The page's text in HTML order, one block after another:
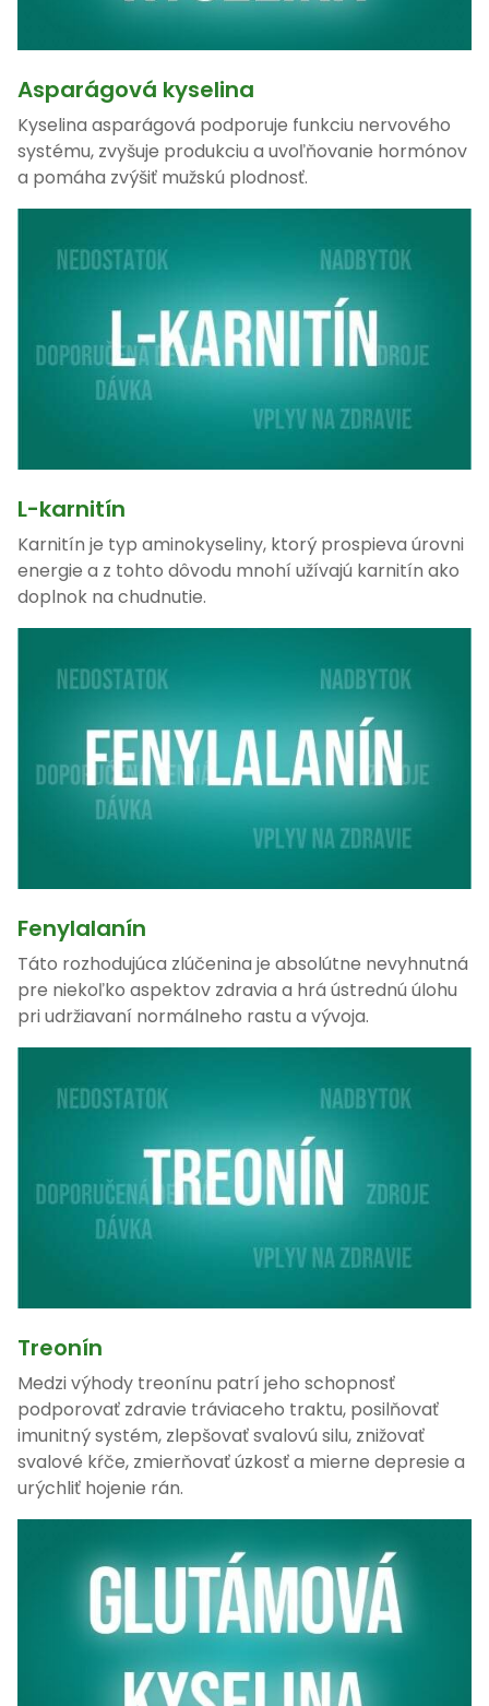
Asparágová kyselina
Kyselina asparágová podporuje funkciu nervového
systému, zvyšuje produkciu a uvoľňovanie hormónov
a pomáha zvýšiť mužskú plodnosť.
L-karnitín
Karnitín je typ aminokyseliny, ktorý prospieva úrovni
energie a z tohto dôvodu mnohí užívajú karnitín ako
doplnok na chudnutie.
Fenylalanín
Táto rozhodujúca zlúčenina je absolútne nevyhnutná
pre niekoľko aspektov zdravia a hrá ústrednú úlohu
pri udržiavaní normálneho rastu a vývoja.
Treonín
Medzi výhody treonínu patrí jeho schopnosť
podporovať zdravie tráviaceho traktu, posilňovať
imunitný systém, zlepšovať svalovú silu, znižovať
svalové kŕče, zmierňovať úzkosť a mierne depresie a
urýchliť hojenie rán.